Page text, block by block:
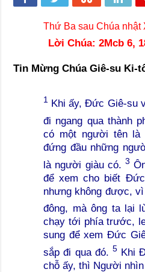
Thứ Ba sau Chúa nhật
Lời Chúa: 2Mcb 6,
Tin Mừng Chúa Giê-su Ki-
1 Khi ấy, Đức Giê-su
đi ngang qua thành
có một người tên là
đứng đầu những
là người giàu có. 3
để xem cho biết
nhưng không được,
đông, mà ông ta lại
chạy tới phía trước,
sung để xem Đức
sắp đi qua đó. 5 Khi
chỗ ấy, thì Người